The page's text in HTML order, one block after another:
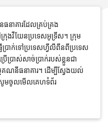
ធនាគារដែលគ្រប់គ្រង
រុងវីយែនប្រទេសអូទ្រីស។ ក្រុម
ប្រាក់ទៅប្រទេសហ្វីលីពីនពីប្រទេស
រាស់សាច់ប្រាក់របស់ខ្លួនជា
គណនីធនាគារ។ ដើម្បីស្វែងយល់
េសូមចូលមើលគេហទំព័រ